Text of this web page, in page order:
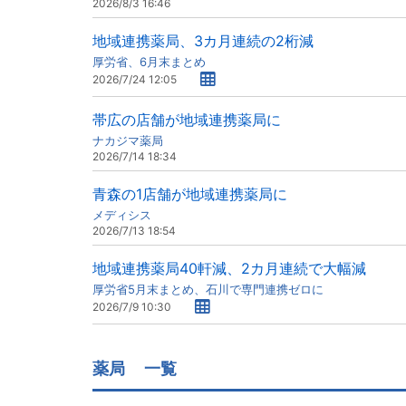
2026/8/3 16:46
地域連携薬局、3カ月連続の2桁減
厚労省、6月末まとめ
2026/7/24 12:05
帯広の店舗が地域連携薬局に
ナカジマ薬局
2026/7/14 18:34
青森の1店舗が地域連携薬局に
メディシス
2026/7/13 18:54
地域連携薬局40軒減、2カ月連続で大幅減
厚労省5月末まとめ、石川で専門連携ゼロに
2026/7/9 10:30
薬局 一覧